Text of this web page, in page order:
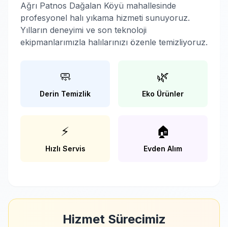
Ağrı Patnos Dağalan Köyü mahallesinde
profesyonel halı yıkama hizmeti sunuyoruz.
Yılların deneyimi ve son teknoloji
ekipmanlarımızla halılarınızı özenle temizliyoruz.
🧼
Derin Temizlik
🌿
Eko Ürünler
⚡
Hızlı Servis
🏠
Evden Alım
Hizmet Sürecimiz